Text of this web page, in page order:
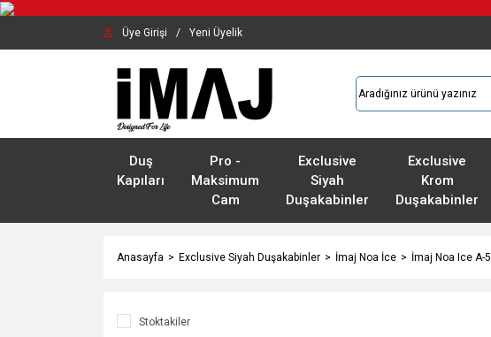
Üye Girişi / Yeni Üyelik
Duş
Kapıları
Pro -
Maksimum
Cam
Exclusive
Siyah
Duşakabinler
Exclusive
Krom
Duşakabinler
Anasayfa Exclusive Siyah Duşakabinler İmaj Noa İce İmaj Noa Ice A-5
Stoktakiler